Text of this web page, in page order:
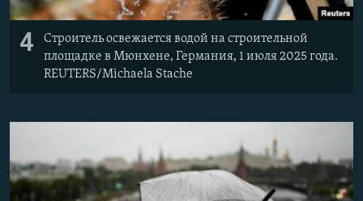
4
Строитель освежается водой на строительной
площадке в Мюнхене, Германия, 1 июля 2025 года.
REUTERS/Michaela Stache